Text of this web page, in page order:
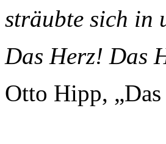
sträubte sich in
Das Herz! Das
Otto Hipp,